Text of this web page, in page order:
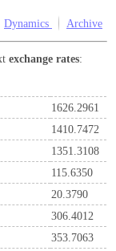
Dynamics Archive
exchange rates:
1626.2961
1410.7472
1351.3108
115.6350
20.3790
306.4012
353.7063